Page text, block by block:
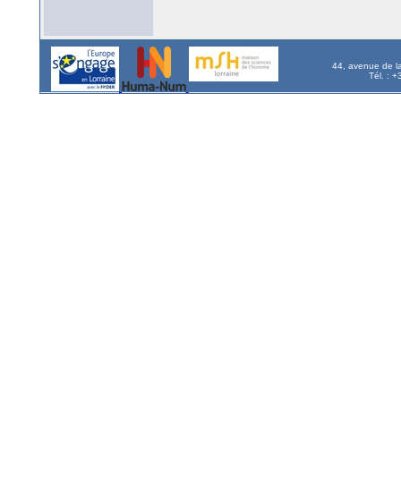
44, avenue de
Tél. :